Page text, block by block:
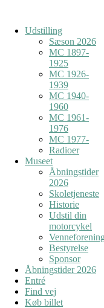
Udstilling
Sæson 2026
MC 1897-
1925
MC 1926-
1939
MC 1940-
1960
MC 1961-
1976
MC 1977-
Radioer
Museet
Åbningstider
2026
Skoletjeneste
Historie
Udstil din
motorcykel
Bestyrelse
Sponsor
Åbningstider 2026
Entré
Find vej
Køb billet